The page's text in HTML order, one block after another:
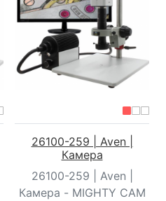
26100-259 | Aven |
Камера
26100-259 | Aven |
Камера - MIGHTY CAM